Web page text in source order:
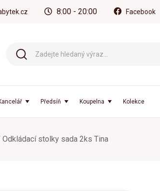
8:00 - 20:00 Facebook
Předsíň Koupelna Kolekce
Odkládací stolky sada 2ks Tina